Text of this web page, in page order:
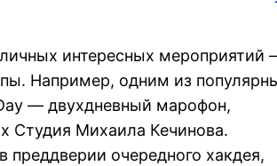
интересных мероприятий
Например, одним из
— двухдневный марофон,
Студия Михаила Кечинова.
преддверии очередного хакдея,